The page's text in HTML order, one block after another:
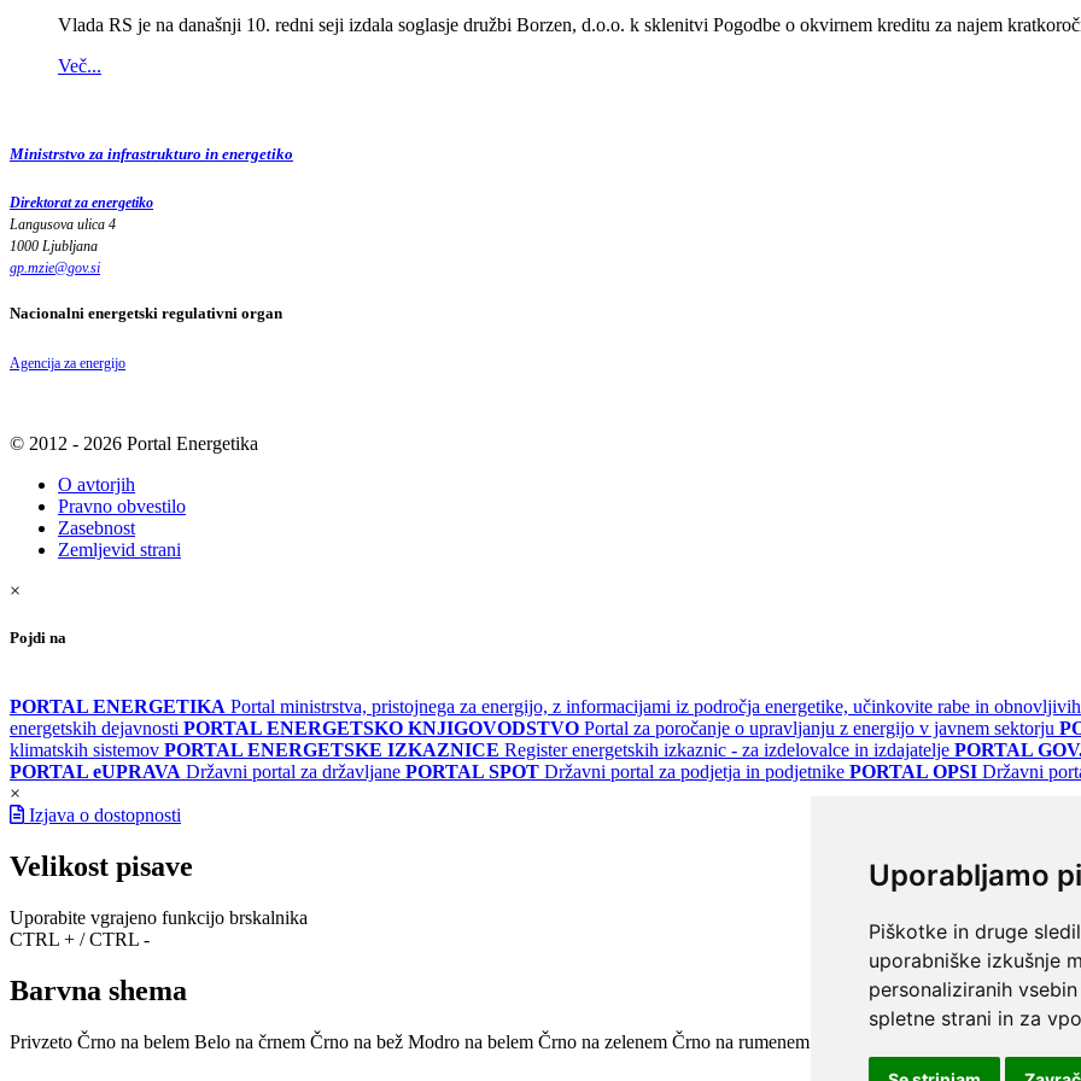
Uporabljamo
Piškotke in druge
uporabniške izkušnje
personaliziranih
spletne strani in za
Vlada RS je na današnji 10. redni seji izdala soglasje družbi Borzen, d.o.o. k sklenitvi Pogodbe o okvirnem kreditu za najem
Več...
Ministrstvo za infrastrukturo in energetiko
Direktorat za energetiko
Langusova ulica 4
1000 Ljubljana
gp.mzie@gov.si
Nacionalni energetski regulativni organ
Agencija za energijo
© 2012 - 2026 Portal Energetika
O avtorjih
Pravno obvestilo
Zasebnost
Zemljevid strani
×
Pojdi na
PORTAL ENERGETIKA Portal ministrstva, pristojnega za energijo, z informacijami iz področja energetike, učinkovite rabe in
energetskih dejavnosti PORTAL ENERGETSKO KNJIGOVODSTVO Portal za poročanje o upravljanju z energijo v javnem sektorju
klimatskih sistemov PORTAL ENERGETSKE IZKAZNICE Register energetskih izkaznic - za izdelovalce in izdajatelje PORTAL
PORTAL eUPRAVA Državni portal za državljane PORTAL SPOT Državni portal za podjetja in podjetnike PORTAL OPSI Državni
×
Izjava o dostopnosti
Velikost pisave
Uporabite vgrajeno funkcijo brskalnika
CTRL + / CTRL -
Barvna shema
Privzeto Črno na belem Belo na črnem Črno na bež Modro na belem Črno na zelenem Črno na rumenem